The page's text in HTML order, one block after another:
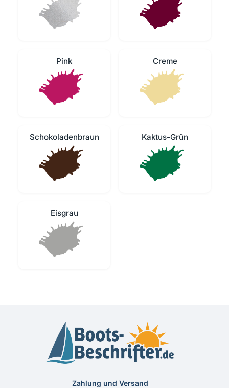
Pink Creme
Schokoladenbraun Kaktus-Grün
Eisgrau
Zahlung und Versand